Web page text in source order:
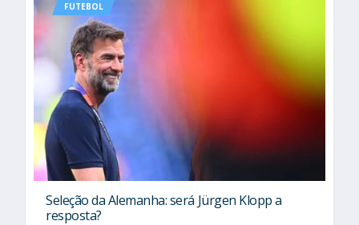
FUTEBOL
Seleção da Alemanha: será Jürgen Klopp a
resposta?